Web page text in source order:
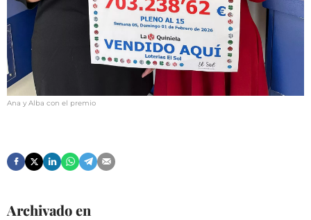
Ana y Alba con el premio
Archivado en